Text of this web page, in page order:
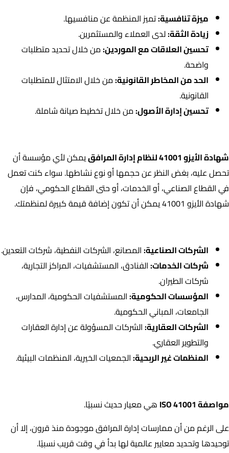
ميزة تنافسية:تميز المنظمة عن منافسيها.
زيادة الثقة:لدى العملاء والمستثمرين.
تحسين العلاقات مع الموردين:من خلال تحديد متطلبات
واضحة.
الحد من المخاطر القانونية:من خلال الامتثال للمتطلبات
القانونية.
تحسين إدارة الأصول:من خلال تخطيط صيانة شاملة.
شهادة الأيزو 41001 لنظام إدارة المرافق
يمكن لأي مؤسسة أن
تحصل عليه، بغض النظر عن حجمها أو نوع نشاطها. سواء كنت تعمل
في القطاع الصناعي، أو الخدمات، أو حتى القطاع الحكومي، فإن
شهادة الأيزو 41001 يمكن أن تكون إضافة قيمة كبيرة لمنظمتك.
الشركات الصناعية:المصانع، الشركات النفطية، شركات التعدين.
شركات الخدمات:الفنادق، المستشفيات، المراكز التجارية،
شركات الطيران.
المؤسسات الحكومية:المستشفيات الحكومية، المدارس،
الجامعات، المباني الحكومية.
الشركات العقارية:الشركات المسؤولة عن إدارة العقارات
والتطوير العقاري.
المنظمات غير الربحية:الجمعيات الخيرية، المنظمات البيئية.
مواصفة ISO 41001
هي معيار حديث نسبيًا.
على الرغم من أن ممارسات إدارة المرافق موجودة منذ قرون، إلا أن
توحيدها وتحديد معايير عالمية لها بدأ في وقت قريب نسبيًا.